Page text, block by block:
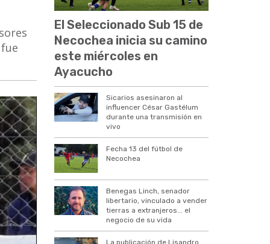
El Seleccionado Sub 15 de
Necochea inicia su camino
este miércoles en
Ayacucho
Sicarios asesinaron al
influencer César Gastélum
durante una transmisión en
vivo
Fecha 13 del fútbol de
Necochea
Benegas Linch, senador
libertario, vinculado a vender
tierras a extranjeros... el
negocio de su vida